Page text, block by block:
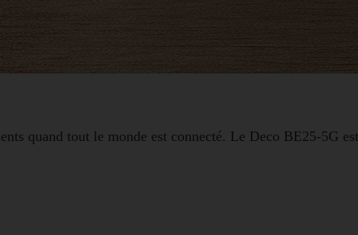
quand tout le monde est connecté. Le Deco BE25-5G